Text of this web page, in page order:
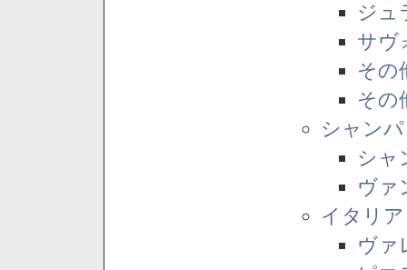
ジュ
サヴ
その
その
シャン
シャ
ヴァ
イタリア
ヴァ